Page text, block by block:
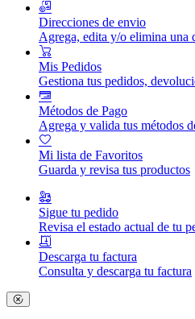
Direcciones de envio
Agrega, edita y/o elimina una
Mis Pedidos
Gestiona tus pedidos,
Métodos de Pago
Agrega y valida tus métodos
Mi lista de Favoritos
Guarda y revisa tus productos
Sigue tu pedido
Revisa el estado actual de tu
Descarga tu factura
Consulta y descarga tu factura